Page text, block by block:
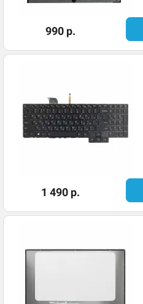
990 р.
1 490 р.